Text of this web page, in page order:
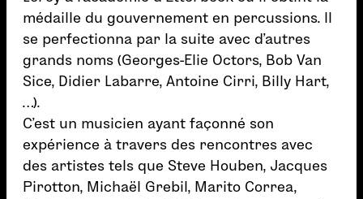
médaille du gouvernement en percussions. Il
se perfectionna par la suite avec d’autres
grands noms (Georges-Elie Octors, Bob Van
Sice, Didier Labarre, Antoine Cirri, Billy Hart,
…).
C’est un musicien ayant façonné son
expérience à travers des rencontres avec
des artistes tels que Steve Houben, Jacques
Pirotton, Michaël Grebil, Marito Correa,